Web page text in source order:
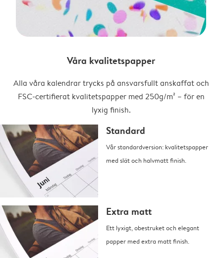
Våra kvalitetspapper
Alla våra kalendrar trycks på ansvarsfullt anskaffat och
FSC-certifierat kvalitetspapper med 250g/m² – för en
lyxig finish.
Standard
Vår standardversion: kvalitetspapper
med slät och halvmatt finish.
Extra matt
Ett lyxigt, obestruket och elegant
papper med extra matt finish.